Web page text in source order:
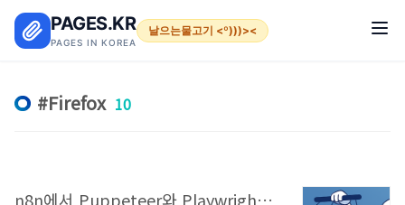
PAGES.KR
PAGES IN KOREA
날으는물고기 <º)))><
Firefox 10
n8n에서 Puppeteer와 Playwright 헤드리스 브라우저 자동화 도구